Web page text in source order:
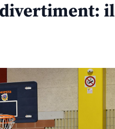
il